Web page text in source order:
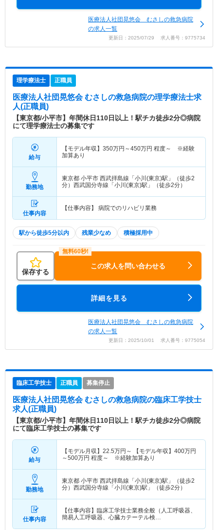
医療法人社団晃悠会 むさしの救急病院
の求人一覧
更新日：2025/07/29 求人番号：9775734
理学療法士 正職員
医療法人社団晃悠会 むさしの救急病院の理学療法士求
人(正職員)
【東京都/小平市】年間休日110日以上！駅チカ徒歩2分◎病院
にて理学療法士の募集です
給与
【モデル年収】 350万円～450万円 程度～ ※経験
加算あり
勤務地
東京都 小平市 西武拝島線「小川(東京)駅」（徒歩2
分）西武国分寺線「小川(東京)駅」（徒歩2分）
仕事内容
【仕事内容】 病院でのリハビリ業務
駅から徒歩5分以内 残業少なめ 積極採用中
保存する
この求人を問い合わせる
詳細を見る
医療法人社団晃悠会 むさしの救急病院
の求人一覧
更新日：2025/10/01 求人番号：9775054
臨床工学技士 正職員 募集停止
医療法人社団晃悠会 むさしの救急病院の臨床工学技士
求人(正職員)
【東京都/小平市】年間休日110日以上！駅チカ徒歩2分◎病院
にて臨床工学技士の募集です
給与
【モデル月収】 22.5万円～ 【モデル年収】 400万円
～500万円 程度～ ※経験加算あり
勤務地
東京都 小平市 西武拝島線「小川(東京)駅」（徒歩2
分）西武国分寺線「小川(東京)駅」（徒歩2分）
仕事内容
【仕事内容】臨床工学技士業務全般（人工呼吸器、
簡易人工呼吸器、心臓カテーテル検…